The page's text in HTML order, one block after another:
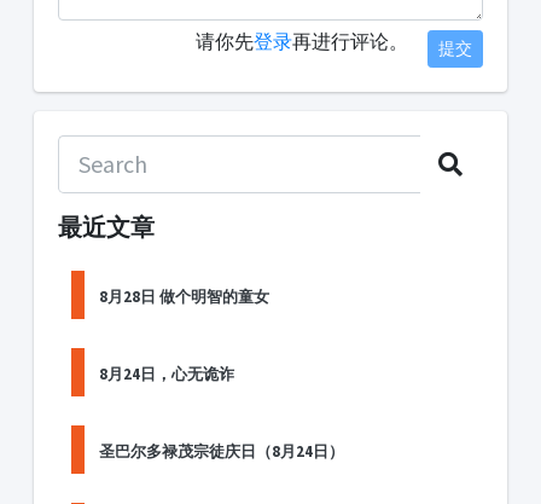
请你先登录再进行评论。 提交
最近文章
8月28日 做个明智的童女
8月24日，心无诡诈
圣巴尔多禄茂宗徒庆日（8月24日）